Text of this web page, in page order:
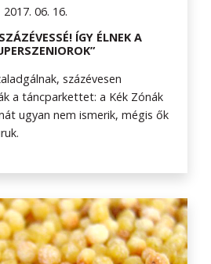
2017. 06. 16.
ÍGY ÉLNEK A
százévesen
a táncparkettet: a Kék Zónák
ugyan nem ismerik, mégis ők